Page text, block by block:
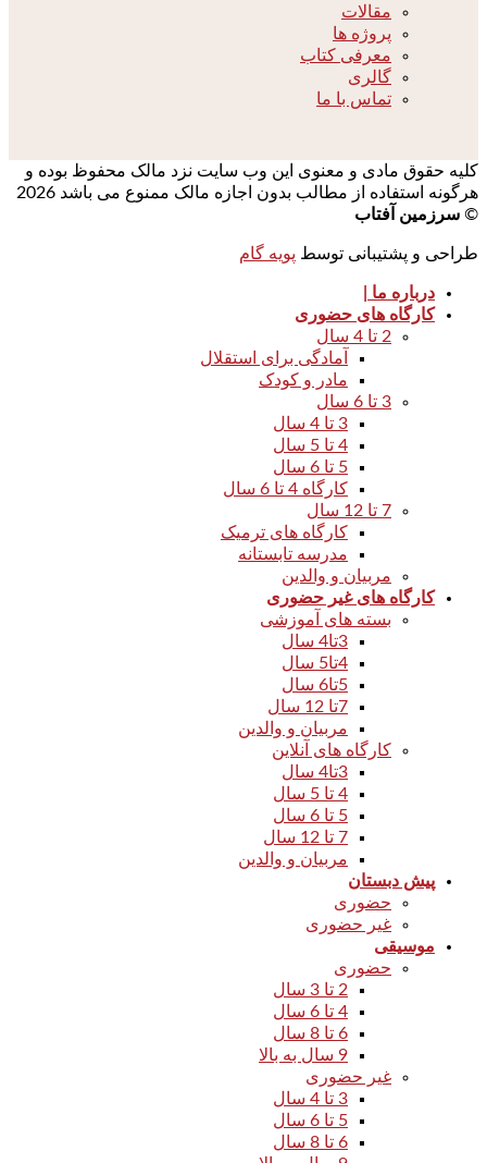
مقالات
پروژه ها
معرفی کتاب
گالری
تماس با ما
کلیه حقوق مادی و معنوی این وب سایت نزد مالک محفوظ بوده و
هرگونه استفاده از مطالب بدون اجازه مالک ممنوع می باشد 2026
© سرزمین آفتاب
طراحی و پشتیبانی توسط پویه گام
درباره ما |
کارگاه های حضوری
2 تا 4 سال
آمادگی برای استقلال
مادر و کودک
3 تا 6 سال
3 تا 4 سال
4 تا 5 سال
5 تا 6 سال
کارگاه 4 تا 6 سال
7 تا 12 سال
کارگاه های ترمیک
مدرسه تابستانه
مربیان و والدین
کارگاه های غیر حضوری
بسته های آموزشی
3تا4 سال
4تا5 سال
5تا6 سال
7تا 12 سال
مربیان و والدین
کارگاه های آنلاین
3تا4 سال
4 تا 5 سال
5 تا 6 سال
7 تا 12 سال
مربیان و والدین
پیش دبستان
حضوری
غیر حضوری
موسیقی
حضوری
2 تا 3 سال
4 تا 6 سال
6 تا 8 سال
9 سال به بالا
غیر حضوری
3 تا 4 سال
5 تا 6 سال
6 تا 8 سال